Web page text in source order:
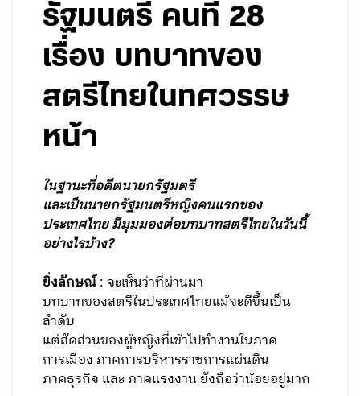
รัฐมนตรี คนที่ 28
เรื่อง บทบาทของ
สตรีไทยในทศวรรษ
หน้า
ในฐานะที่อดีตนายกรัฐมตรี
และเป็นนายกรัฐมนตรีหญิงคนแรกของ
ประเทศไทย มีมุมมองต่อบทบาทสตรีไทยในวันนี้
อย่างไรบ้าง?
ยิ่งลักษณ์: จะเห็นว่าที่ผ่านมา
บทบาทของสตรีในประเทศไทยแม้จะดีขึ้นเป็น
ลำดับ
แต่สัดส่วนของผู้หญิงที่เข้าไปทำงานในภาค
การเมือง ภาคการบริหารราชการแผ่นดิน
ภาคธุรกิจ และ ภาคแรงงาน ยังถือว่าน้อยอยู่มาก